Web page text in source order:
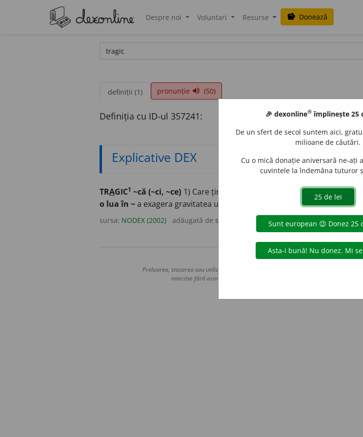
Despre noi Voluntari Resurse savings Donează
definiții (1) pronunție volume_up (50)
Definiția cu ID-ul 357241:
Explicative DEX
TRAGIC1 ~că (~ci, ~ce) 1) Care ține de tragedie; propriu tragediei. 2)fig.
o lua în ~a exagera gravitatea unei întâmplări sau unei situații; a
sursa: NODEX (2002) adăugată de siveco
Copyright © 2004-2026 dexonline
Preluarea, stocarea sau utilizarea datelor de pe acest site, inclusiv prin orice
interzise fără acordul nostru prealabil scris, cu excepția seturilor de date
🎉 dexonline® împlinește 25
De un sfert de secol suntem aici,
milioane de căutări.
Cu o mică donație aniversară ne-ați
cuvintele la îndemâna tuturor